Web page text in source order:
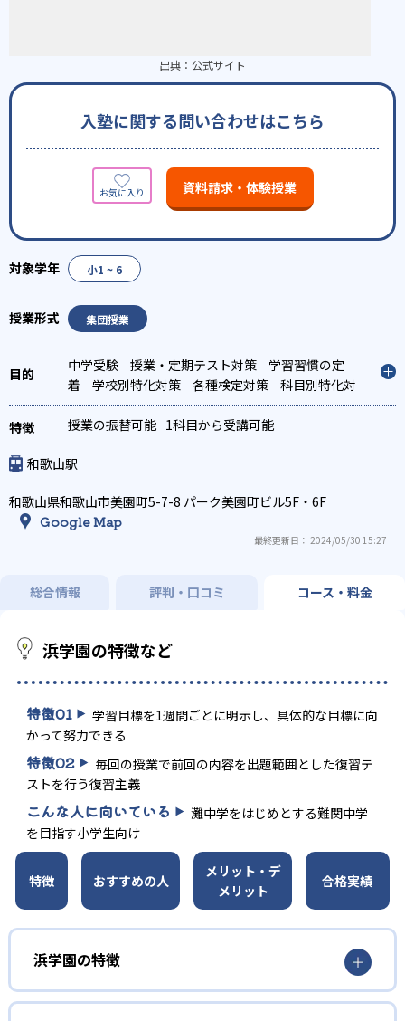
出典： 公式サイト
入塾に関する問い合わせはこちら
資料請求・体験授業
小1 ~ 6
集団授業
中学受験 授業・定期テスト対策
学習習慣の定
着
学校別特化対策 各種検定対策
科目別特化対
策
授業の振替可能 1科目から受講可能
和歌山駅
和歌山県和歌山市美園町5-7-8 パーク美園町ビル5F・6F
Google Map
最終更新日： 2024/05/30 15:27
総合情報 評判・口コミ コース・料金
浜学園の特徴など
特徴01
学習目標を1週間ごとに明示し、具体的な目標に向
かって努力できる
特徴02
毎回の授業で前回の内容を出題範囲とした復習テ
ストを行う復習主義
こんな人に向いている
灘中学をはじめとする難関中学
を目指す小学生向け
特徴 おすすめの人
メリット・デ
メリット
合格実績
浜学園の特徴
01
明確な学習目標